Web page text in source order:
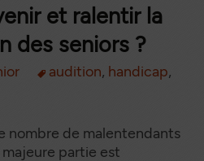
et ralentir la
des seniors ?
audition, handicap,
nombre de malentendants
partie est